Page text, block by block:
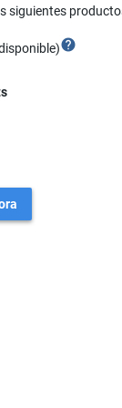
siguientes
help